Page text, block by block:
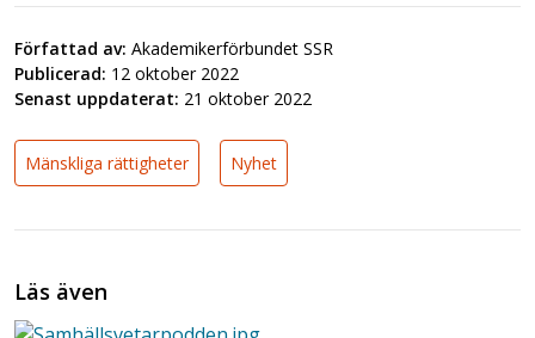
Författad av: Akademikerförbundet SSR
Publicerad: 12 oktober 2022
Senast uppdaterat: 21 oktober 2022
Mänskliga rättigheter Nyhet
Läs även